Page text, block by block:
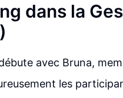
dans la
avec Bruna,
les